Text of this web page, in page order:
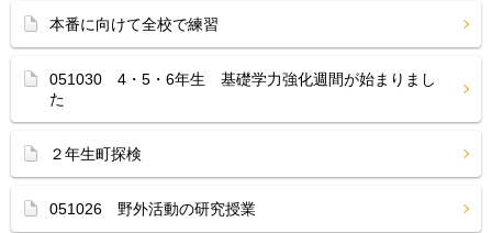
本番に向けて全校で練習
051030 4・5・6年生 基礎学力強化週間が始まりまし
た
２年生町探検
051026 野外活動の研究授業